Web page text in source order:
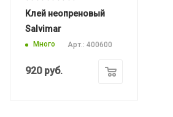
Клей неопреновый
Salvimar
Много Арт.: 400600
920руб.